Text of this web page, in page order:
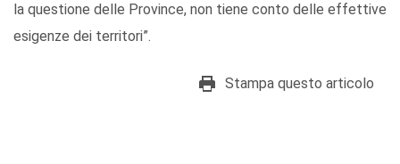
la questione delle Province, non tiene conto delle effettive
esigenze dei territori”.
Stampa questo articolo